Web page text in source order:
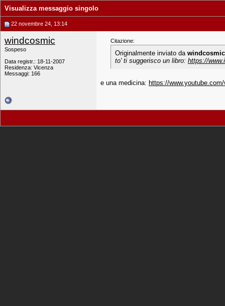
Visualizza messaggio singolo
22 novembre 24, 13:14
windcosmic
Sospeso
Data registr.: 18-11-2007
Residenza: Vicenza
Messaggi: 166
Citazione:
Originalmente inviato da windcosmic
to' ti suggerisco un libro: https://
e una medicina: https://